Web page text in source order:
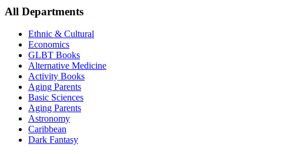
All Departments
Ethnic & Cultural
Economics
GLBT Books
Alternative Medicine
Activity Books
Aging Parents
Basic Sciences
Aging Parents
Astronomy
Caribbean
Dark Fantasy